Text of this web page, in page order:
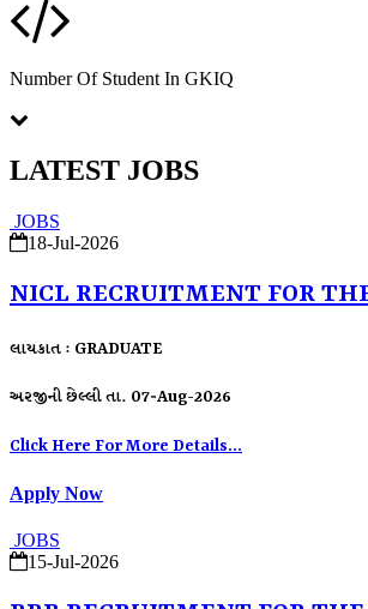
Number Of Student In GKIQ
LATEST JOBS
JOBS
18-Jul-2026
NICL RECRUITMENT FOR
લાયકાત : GRADUATE
અરજીની છેલ્લી તા. 07-Aug-2026
Click Here For More Details...
Apply Now
JOBS
15-Jul-2026